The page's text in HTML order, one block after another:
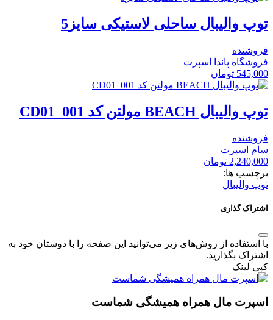
توپ والیبال ساحلی لاستیکی سایز5
فروشنده
فروشگاه پاندا اسپرت
545,000 تومان
توپ والیبال BEACH مولتن کد CD01_001
فروشنده
سام اسپرت
2,240,000 تومان
برچسب ها:
توپ والیبال
اشتراک گذاری
با استفاده از روش‌های زیر می‌توانید این صفحه را با دوستان خود به
اشتراک بگذارید.
کپی لینک
اسپرت مال همراه همیشگی شماست